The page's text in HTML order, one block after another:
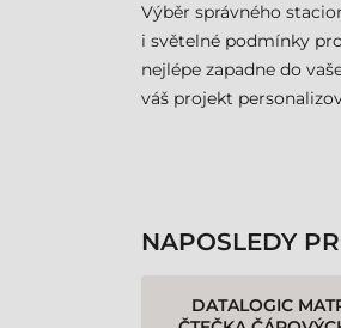
Výběr správného
i světelné podmínky
nejlépe zapadne do
váš projekt
NAPOSLEDY
DATALOGIC